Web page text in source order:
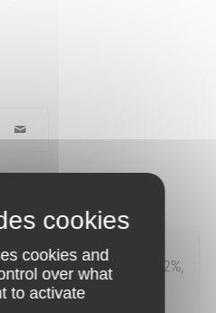
jambon de Savoie 12%,
5%, (lait ),œufs
poivre.
cookies and
over what
to activate